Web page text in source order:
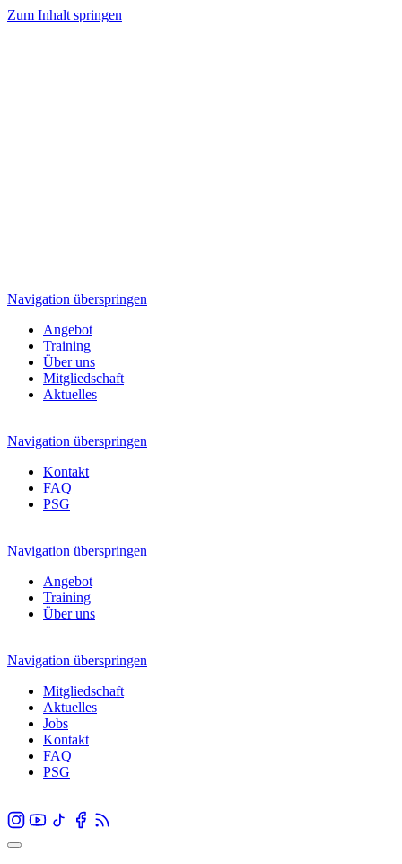
Zum Inhalt springen
Navigation überspringen
Angebot
Training
Über uns
Mitgliedschaft
Aktuelles
Navigation überspringen
Kontakt
FAQ
PSG
Navigation überspringen
Angebot
Training
Über uns
Navigation überspringen
Mitgliedschaft
Aktuelles
Jobs
Kontakt
FAQ
PSG